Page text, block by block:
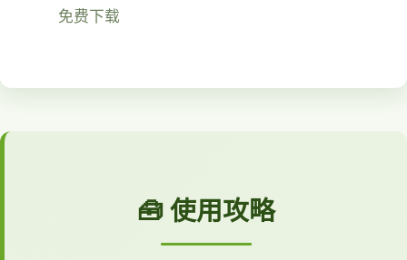
免费下载
🧰 使用攻略